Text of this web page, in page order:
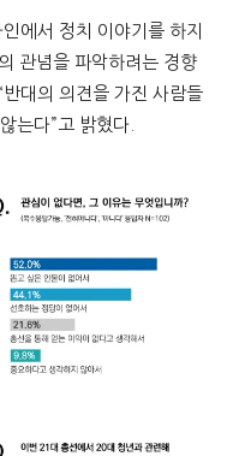
에서 정치 이야기를 하지
관념을 파악하려는 경향
대의 의견을 가진 사람들
는다”고 밝혔다.